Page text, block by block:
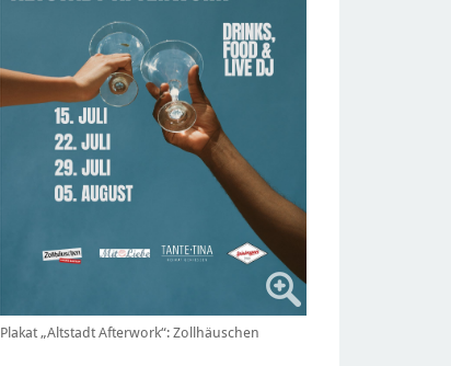
Plakat „Altstadt Afterwork“: Zollhäuschen